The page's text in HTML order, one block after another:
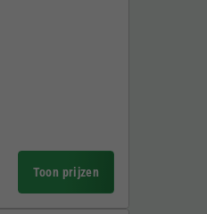
Toon prijzen